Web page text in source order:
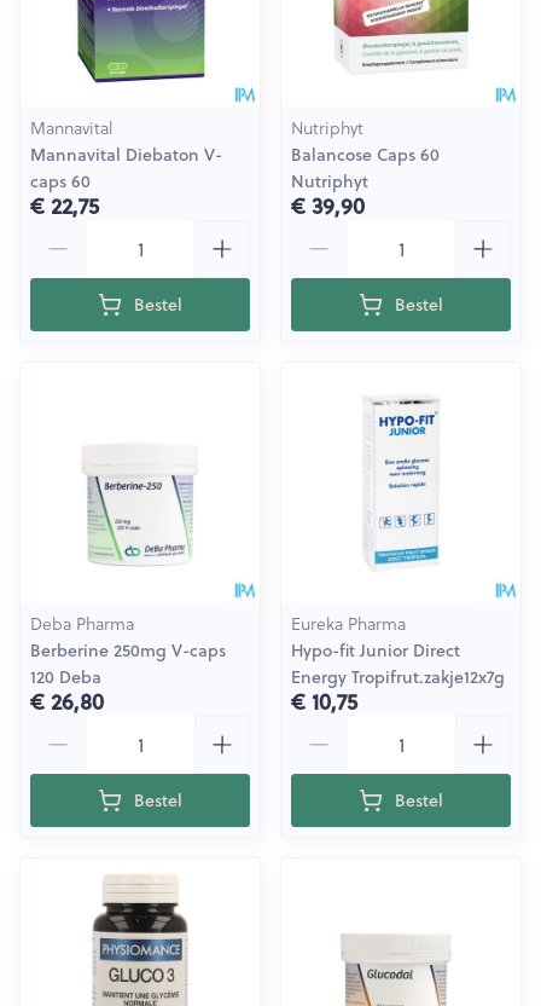
Mannavital
Mannavital Diebaton V-
caps 60
€ 22,75
Bestel
Nutriphyt
Balancose Caps 60
Nutriphyt
€ 39,90
Bestel
Deba Pharma
Berberine 250mg V-caps
120 Deba
€ 26,80
Bestel
Eureka Pharma
Hypo-fit Junior Direct
Energy Tropifrut.zakje12x7g
€ 10,75
Bestel